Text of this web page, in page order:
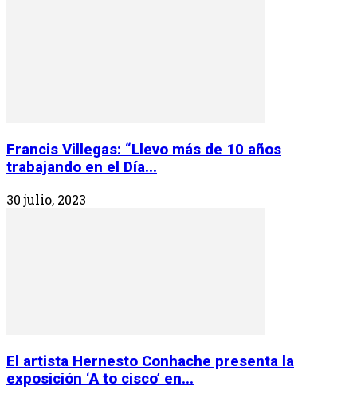
Francis Villegas: “Llevo más de 10 años
trabajando en el Día...
30 julio, 2023
El artista Hernesto Conhache presenta la
exposición ‘A to cisco’ en...